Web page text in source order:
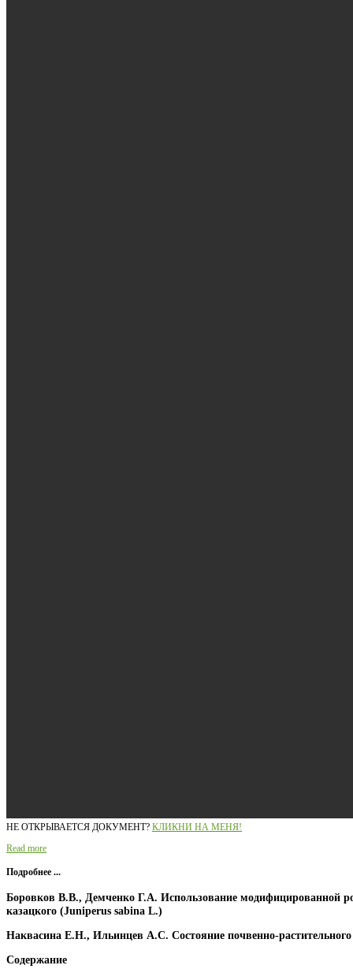
НЕ ОТКРЫВАЕТСЯ ДОКУМЕНТ? КЛИКНИ НА МЕНЯ!
Read more
Подробнее ...
Боровков В.В., Демченко Г.А. Использование модифицированной
казацкого (Juniperus sabina L.)
Наквасина Е.Н., Ильинцев А.С. Состояние почвенно-растительного
Содержание